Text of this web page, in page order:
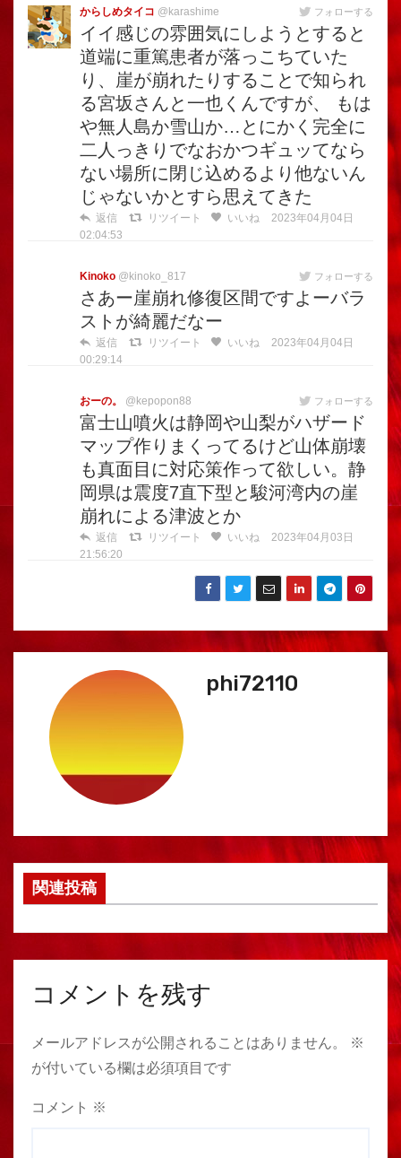
からしめタイコ @karashime フォローする
イイ感じの雰囲気にしようとすると
道端に重篤患者が落っこちていた
り、崖が崩れたりすることで知られ
る宮坂さんと一也くんですが、 もは
や無人島か雪山か…とにかく完全に
二人っきりでなおかつギュッてなら
ない場所に閉じ込めるより他ないん
じゃないかとすら思えてきた
返信 リツイート いいね
2023年04月04日
02:04:53
Kinoko @kinoko_817 フォローする
さあー崖崩れ修復区間ですよーバラ
ストが綺麗だなー
返信 リツイート いいね
2023年04月04日
00:29:14
おーの。 @kepopon88 フォローする
富士山噴火は静岡や山梨がハザード
マップ作りまくってるけど山体崩壊
も真面目に対応策作って欲しい。静
岡県は震度7直下型と駿河湾内の崖
崩れによる津波とか
返信 リツイート いいね
2023年04月03日
21:56:20
phi72110
関連投稿
コメントを残す
メールアドレスが公開されることはありません。
※
が付いている欄は必須項目です
コメント ※